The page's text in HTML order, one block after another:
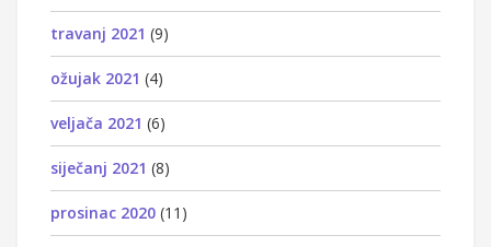
travanj 2021 (9)
ožujak 2021 (4)
veljača 2021 (6)
siječanj 2021 (8)
prosinac 2020 (11)